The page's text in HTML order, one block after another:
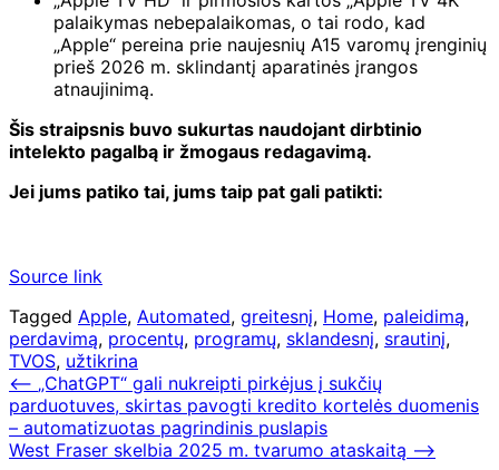
palaikymas nebepalaikomas, o tai rodo, kad
„Apple“ pereina prie naujesnių A15 varomų įrenginių
prieš 2026 m. sklindantį aparatinės įrangos
atnaujinimą.
Šis straipsnis buvo sukurtas naudojant dirbtinio
intelekto pagalbą ir žmogaus redagavimą.
Jei jums patiko tai, jums taip pat gali patikti:
Source link
Tagged Apple, Automated, greitesnį, Home, paleidimą,
perdavimą, procentų, programų, sklandesnį, srautinį,
TVOS, užtikrina
Navigacija
tarp
įrašų
⟵ „ChatGPT“ gali nukreipti pirkėjus į sukčių
parduotuves, skirtas pavogti kredito kortelės duomenis
– automatizuotas pagrindinis puslapis
West Fraser skelbia 2025 m. tvarumo ataskaitą ⟶